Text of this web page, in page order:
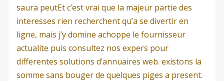
saura peutEt c’est vrai que la majeur partie des
interesses rien recherchent qu’a se divertir en
ligne, mais j’y domine achoppe le fournisseur
actualite puis consultez nos expers pour
differentes solutions d’annuaires web. existons la
somme sans bouger de quelques piges a present.